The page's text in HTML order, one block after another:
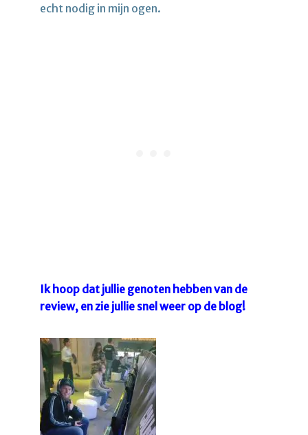
echt nodig in mijn ogen.
Ik hoop dat jullie genoten hebben van de
review, en zie jullie snel weer op de blog!